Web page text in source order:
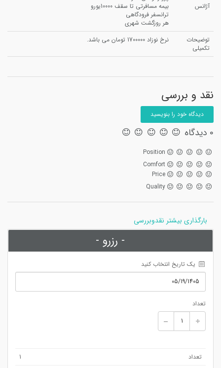
آژانس
بیمه مسافرتی تا سقف 10000یورو
ترانسفر فرودگاهی
هر روزگشت شهری
توضیحات
تکمیلی
نرخ نوزاد 1700000 تومان می باشد.
نقد و بررسی
دیدگاه خود را بنویسید
0 دیدگاه
Position
Comfort
Price
Quality
بارگذاری بیشتر نقدوبررسی
- رزرو -
یک تاریخ انتخاب کنید
تعداد
تعداد
1